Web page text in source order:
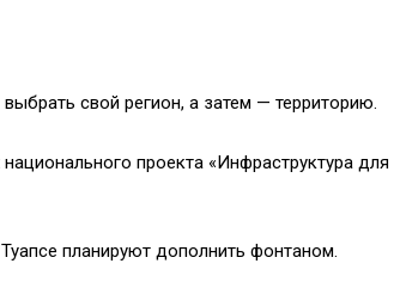
выбрать свой регион, а затем — территорию.
проекта «Инфраструктура для
планируют дополнить фонтаном.